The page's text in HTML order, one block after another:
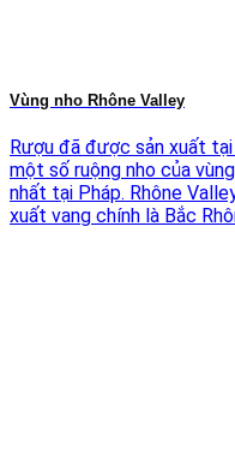
Vùng nho Rhône Valley
Rượu đã được sản xuất
một số ruộng nho của
nhất tại Pháp. Rhône
xuất vang chính là Bắc